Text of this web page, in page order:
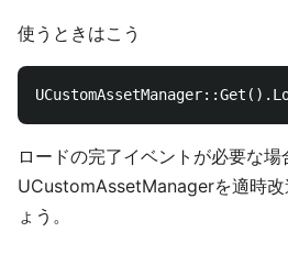
使うときはこう
ロードの完了イベントが必要な場
UCustomAssetManagerを適時改
ょう。